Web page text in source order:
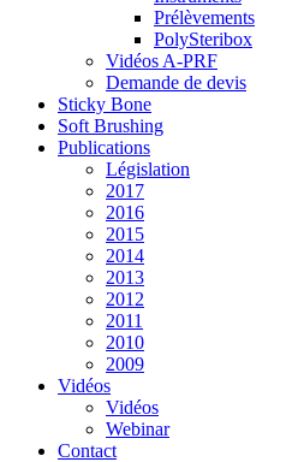
Prélèvements
PolySteribox
Vidéos A-PRF
Demande de devis
Sticky Bone
Soft Brushing
Publications
Législation
2017
2016
2015
2014
2013
2012
2011
2010
2009
Vidéos
Vidéos
Webinar
Contact